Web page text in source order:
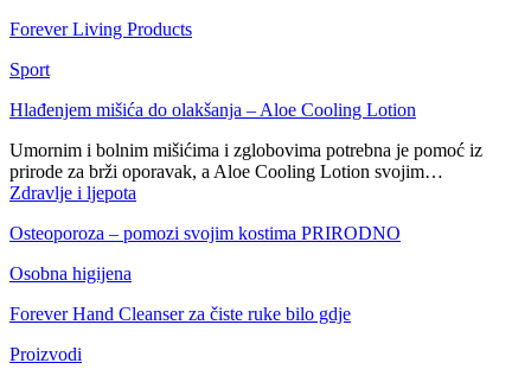
Forever Living Products
Sport
Hlađenjem mišića do olakšanja – Aloe Cooling Lotion
Umornim i bolnim mišićima i zglobovima potrebna je pomoć iz
prirode za brži oporavak, a Aloe Cooling Lotion svojim…
Zdravlje i ljepota
Osteoporoza – pomozi svojim kostima PRIRODNO
Osobna higijena
Forever Hand Cleanser za čiste ruke bilo gdje
Proizvodi